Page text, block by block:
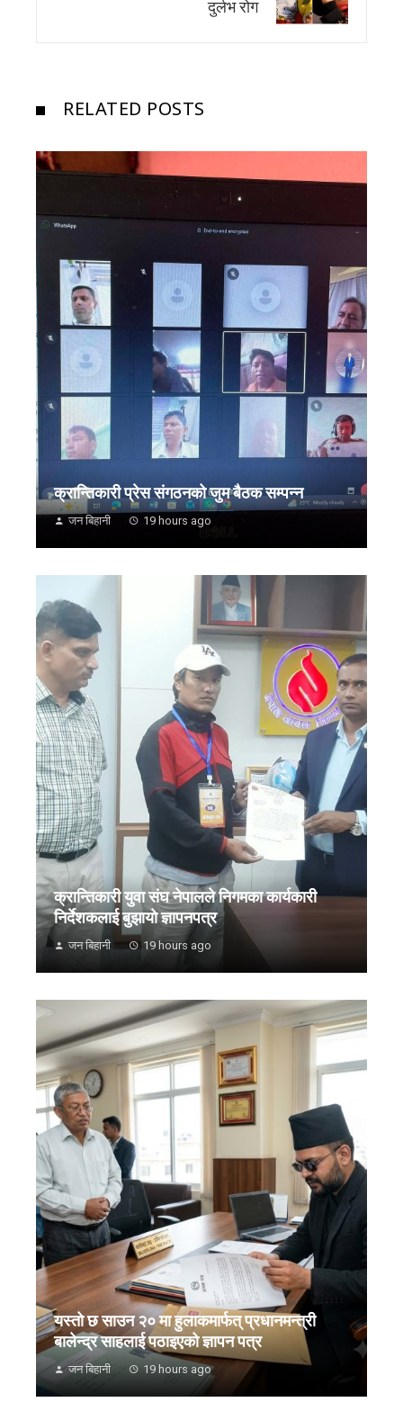
दुर्लभ रोग
RELATED POSTS
क्रान्तिकारी प्रेस संगठनको जुम बैठक सम्पन्न
जन बिहानी 19 hours ago
क्रान्तिकारी युवा संघ नेपालले निगमका कार्यकारी
निर्देशकलाई बुझायाे ज्ञापनपत्र
जन बिहानी 19 hours ago
यस्तो छ साउन २० मा हुलाकमार्फत् प्रधानमन्त्री
बालेन्द्र साहलाई पठाइएको ज्ञापन पत्र
जन बिहानी 19 hours ago